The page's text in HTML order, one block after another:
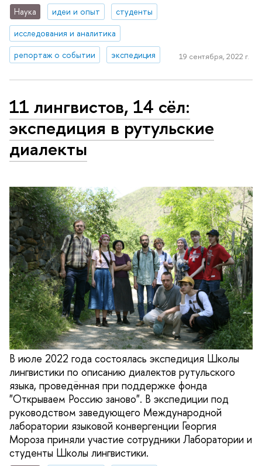
Наука идеи и опыт
студенты
исследования и аналитика
репортаж о событии
экспедиция 19 сентября, 2022 г.
11 лингвистов, 14 сёл:
экспедиция в рутульские
диалекты
В июле 2022 года состоялась экспедиция Школы
лингвистики по описанию диалектов рутульского
языка, проведённая при поддержке фонда
"Открываем Россию заново". В экспедиции под
руководством заведующего Международной
лаборатории языковой конвергенции Георгия
Мороза приняли участие сотрудники Лаборатории и
студенты Школы лингвистики.